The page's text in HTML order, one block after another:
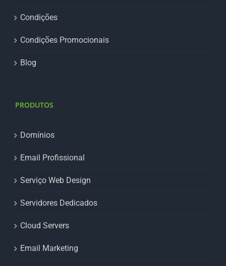
Condições
Condições Promocionais
Blog
PRODUTOS
Domínios
Email Profissional
Serviço Web Design
Servidores Dedicados
Cloud Servers
Email Marketing